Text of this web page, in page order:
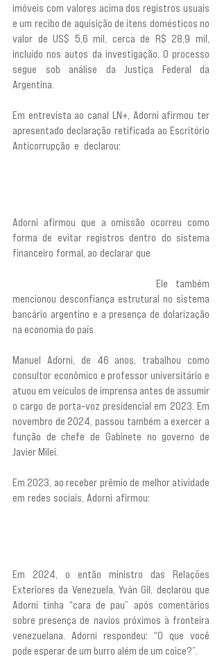
imóveis com valores acima dos registros usuais
e um recibo de aquisição de itens domésticos no
valor de US$ 5,6 mil, cerca de R$ 28,9 mil,
incluído nos autos da investigação. O processo
segue sob análise da Justiça Federal da
Argentina.
Em entrevista ao canal LN+, Adorni afirmou ter
apresentado declaração retificada ao Escritório
Anticorrupção e declarou:
Adorni afirmou que a omissão ocorreu como
forma de evitar registros dentro do sistema
financeiro formal, ao declarar que
Ele também
mencionou desconfiança estrutural no sistema
bancário argentino e a presença de dolarização
na economia do país.
Manuel Adorni, de 46 anos, trabalhou como
consultor econômico e professor universitário e
atuou em veículos de imprensa antes de assumir
o cargo de porta-voz presidencial em 2023. Em
novembro de 2024, passou também a exercer a
função de chefe de Gabinete no governo de
Javier Milei.
Em 2023, ao receber prêmio de melhor atividade
em redes sociais, Adorni afirmou:
Em 2024, o então ministro das Relações
Exteriores da Venezuela, Yván Gil, declarou que
Adorni tinha “cara de pau” após comentários
sobre presença de navios próximos à fronteira
venezuelana. Adorni respondeu: “O que você
pode esperar de um burro além de um coice?”.